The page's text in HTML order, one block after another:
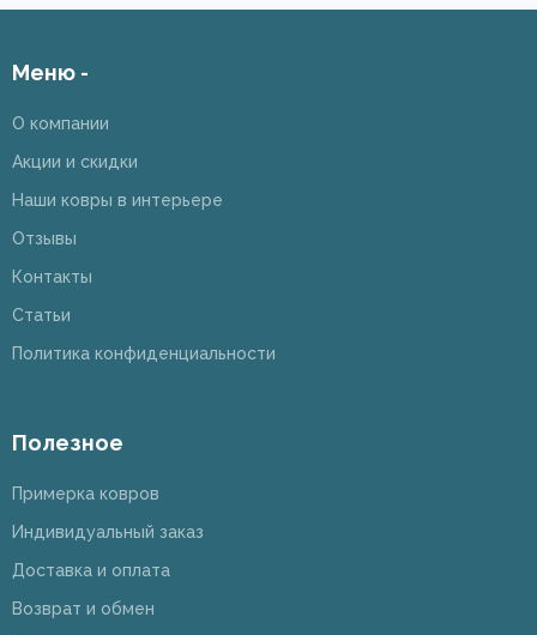
Меню -
О компании
Акции и скидки
Наши ковры в интерьере
Отзывы
Контакты
Статьи
Политика конфиденциальности
Полезное
Примерка ковров
Индивидуальный заказ
Доставка и оплата
Возврат и обмен